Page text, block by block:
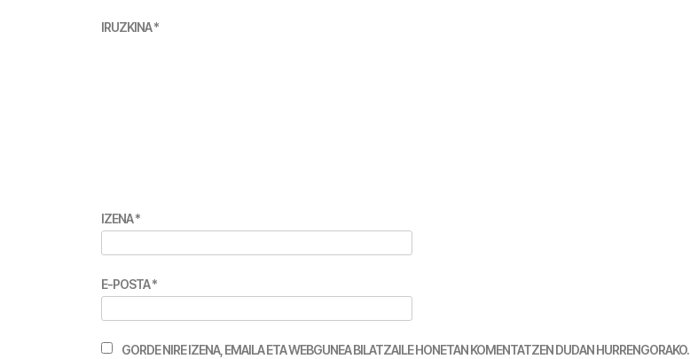
IRUZKINA*
IZENA*
E-POSTA*
GORDE NIRE IZENA, EMAILA ETA WEBGUNEA BILATZAILE HONETAN KOMENTATZEN DUDAN HURRENGORAKO.